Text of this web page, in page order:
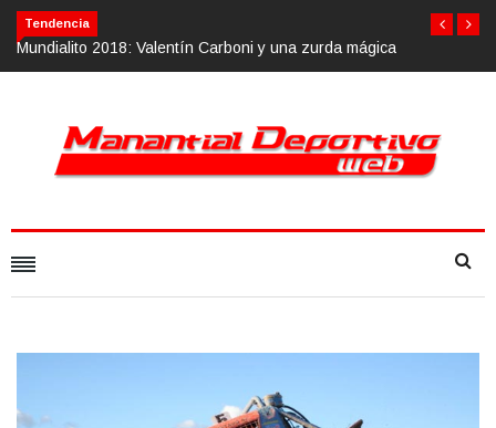
Tendencia
Valentín Carboni y una zurda mágicaCalvario Race 2018, 10 de